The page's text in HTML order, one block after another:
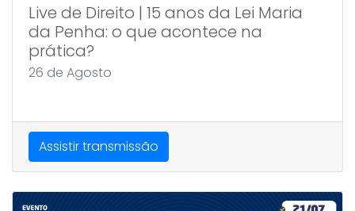
Live de Direito | 15 anos da Lei Maria
da Penha: o que acontece na
prática?
26 de Agosto
Assistir transmissão